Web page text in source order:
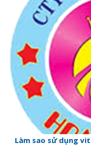
Làm sao sử dụng